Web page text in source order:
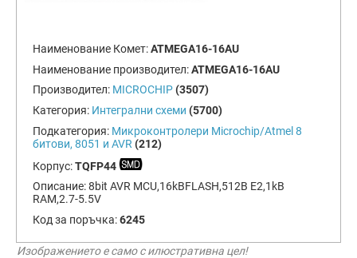
Наименование Комет:ATMEGA16-16AU
Наименование производител:ATMEGA16-16AU
Производител: MICROCHIP (3507)
Категория: Интегрални схеми (5700)
Подкатегория: Микроконтролери Microchip/Atmel 8
битови, 8051 и AVR (212)
Корпус:TQFP44
Описание:8bit AVR MCU,16kBFLASH,512B E2,1kB
RAM,2.7-5.5V
Код за поръчка:6245
Изображението е само с илюстративна цел!